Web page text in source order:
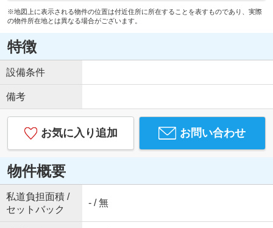
※地図上に表示される物件の位置は付近住所に所在することを表すものであり、実際
の物件所在地とは異なる場合がございます。
特徴
設備条件
備考
お気に入り追加 お問い合わせ
物件概要
私道負担面積 /
セットバック
- / 無